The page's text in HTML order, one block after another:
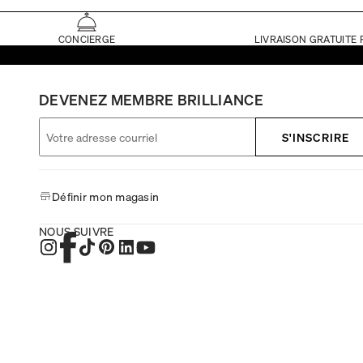
CONCIERGE LIVRAISON GRATUITE
DEVENEZ MEMBRE BRILLIANCE
S'INSCRIRE
Définir mon magasin
NOUS SUIVRE